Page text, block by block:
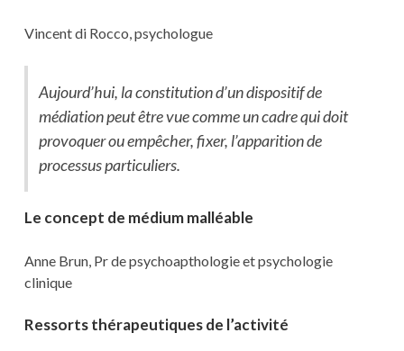
Vincent di Rocco, psychologue
Aujourd’hui, la constitution d’un dispositif de
médiation peut être vue comme un cadre qui doit
provoquer ou empêcher, fixer, l’apparition de
processus particuliers.
Le concept de médium malléable
Anne Brun, Pr de psychoapthologie et psychologie
clinique
Ressorts thérapeutiques de l’activité